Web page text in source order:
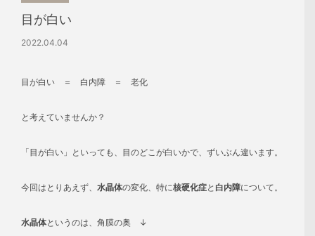
目が白い
2022.04.04
目が白い ＝ 白内障 ＝ 老化
と考えていませんか？
「目が白い」といっても、目のどこが白いかで、ずいぶん違います。
今回はとりあえず、 水晶体の変化、特に核硬化症と 白内障について。
水晶体というのは、角膜の奥 ↓